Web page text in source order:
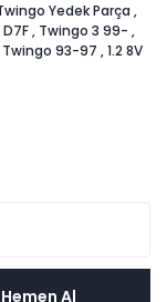
Yedek Parça ,
D7F, Twingo 3 99- ,
Twingo 93-97 ,1.2 8V
Hemen Al